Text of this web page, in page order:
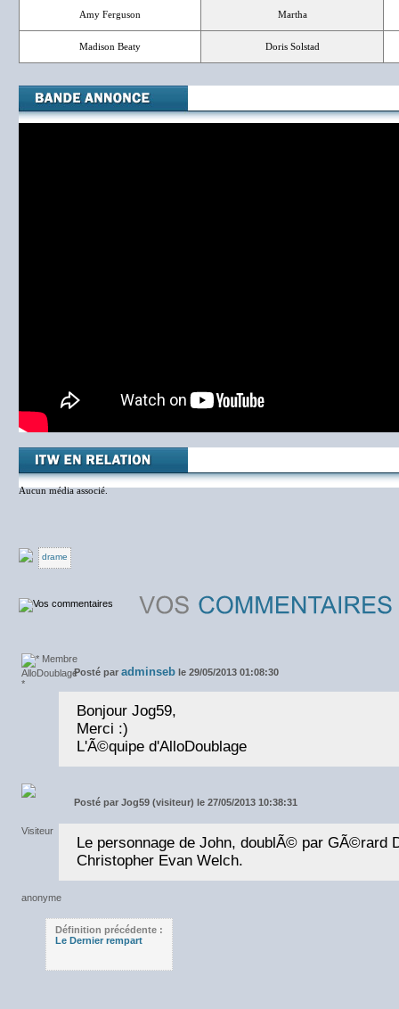
Amy Ferguson Martha
Madison Beaty Doris Solstad
Aucun média associé.
drame
Posté par adminseb le 29/05/2013 01:08:30
Bonjour Jog59,
Merci :)
L'Ã©quipe d'AlloDoublage
Posté par Jog59 (visiteur) le 27/05/2013 10:38:31
Le personnage de John, doublÃ© par GÃ©rard
Christopher Evan Welch.
Définition précédente :
Le Dernier rempart